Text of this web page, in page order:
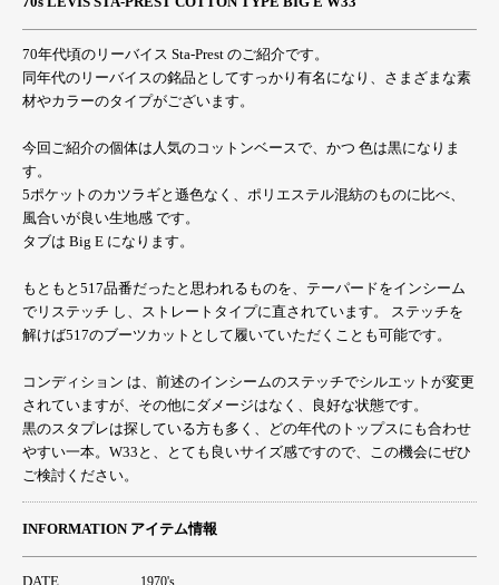
70年代頃のリーバイス Sta-Prest のご紹介です。
同年代のリーバイスの銘品としてすっかり有名になり、さまざまな素
材やカラーのタイプがございます。
今回ご紹介の個体は人気のコットンベースで、かつ 色は黒になりま
す。
5ポケットのカツラギと遜色なく、ポリエステル混紡のものに比べ、
風合いが良い生地感 です。
タブは Big E になります。
もともと517品番だったと思われるものを、テーパードをインシーム
でリステッチ し、ストレートタイプに直されています。 ステッチを
解けば517のブーツカットとして履いていただくことも可能です。
コンディション は、前述のインシームのステッチでシルエットが変更
されていますが、その他にダメージはなく、良好な状態です。
黒のスタプレは探している方も多く、どの年代のトップスにも合わせ
やすい一本。W33と、とても良いサイズ感ですので、この機会にぜひ
ご検討ください。
INFORMATION アイテム情報